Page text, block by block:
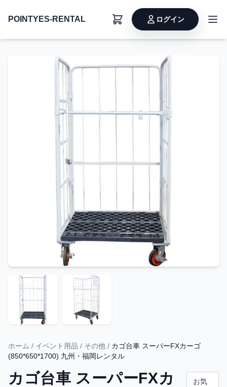
POINTYES-RENTAL ログイン
ホーム / イベント用品 / その他 / カゴ台車 スーパーFXカーゴ
(850*650*1700) 九州・福岡レンタル
カゴ台車 スーパーFXカ
お気